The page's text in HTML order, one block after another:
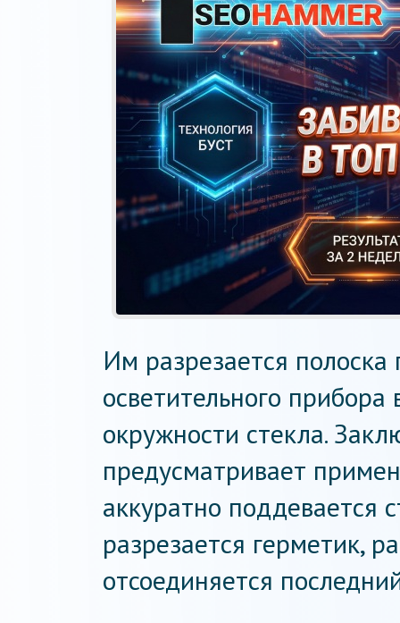
Им разрезается полоска
осветительного
окружности стекла.
предусматривает
аккуратно поддевается
разрезается герметик,
отсоединяется